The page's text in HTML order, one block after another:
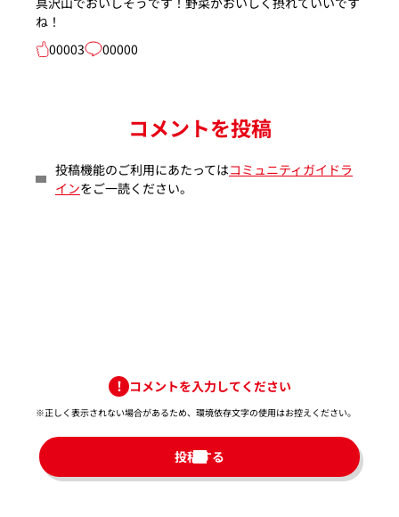
ね！
00003
00000
コメントを投稿
投稿機能のご利用にあたってはコミュニティガイドラ
インをご一読ください。
コメントを入力してください
※正しく表示されない場合があるため、環境依存文字の使用はお控えください。​
投稿する